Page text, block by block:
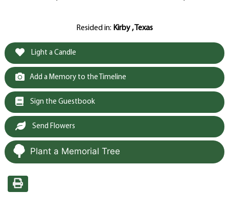
Resided in: Kirby , Texas
Light a Candle
Add a Memory to the Timeline
Sign the Guestbook
Send Flowers
Plant a Memorial Tree